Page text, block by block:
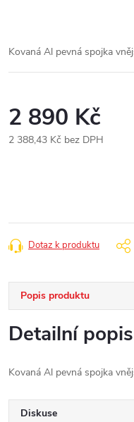
Kovaná Al pevná spojka
2 890 Kč
2 388,43 Kč bez DPH
Dotaz k produktu
Popis produktu
Detailní
Kovaná Al pevná spojka
Diskuse